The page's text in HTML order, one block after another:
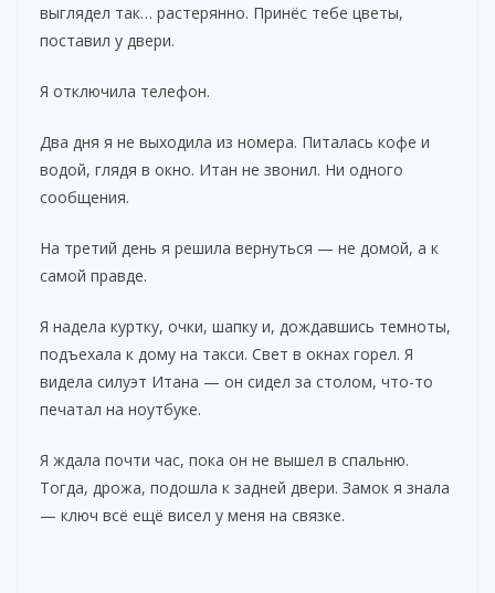
выглядел так… растерянно. Принёс тебе цветы,
поставил у двери.
Я отключила телефон.
Два дня я не выходила из номера. Питалась кофе и
водой, глядя в окно. Итан не звонил. Ни одного
сообщения.
На третий день я решила вернуться — не домой, а к
самой правде.
Я надела куртку, очки, шапку и, дождавшись темноты,
подъехала к дому на такси. Свет в окнах горел. Я
видела силуэт Итана — он сидел за столом, что-то
печатал на ноутбуке.
Я ждала почти час, пока он не вышел в спальню.
Тогда, дрожа, подошла к задней двери. Замок я знала
— ключ всё ещё висел у меня на связке.